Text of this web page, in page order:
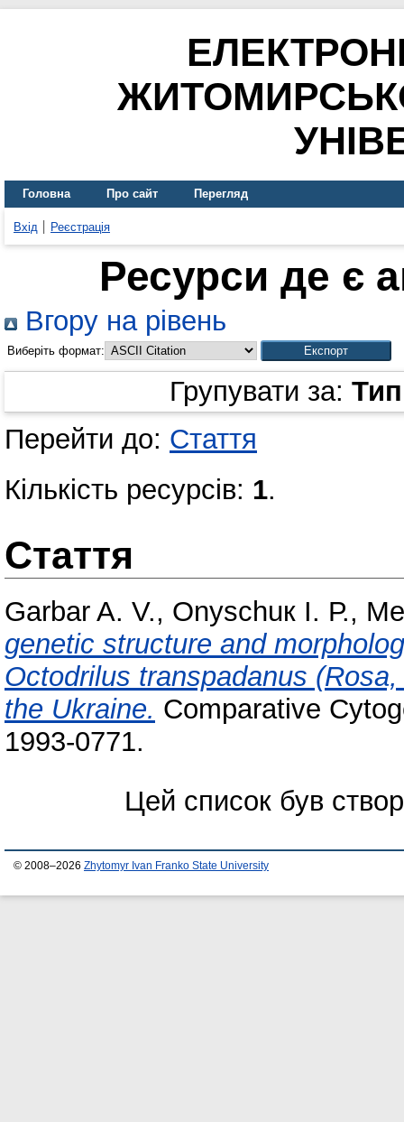
Головна Про сайт Перегляд
Вхід Реєстрація
Ресурси де є
Вгору на рівень
Виберіть формат:
Групувати за:
Перейти до: Стаття
Кількість ресурсів: 1.
Стаття
Garbar A. V., Onyschuк І. Р.,
genetic structure and
Octodrіlus transpadanus
the Ukraine. Comparative
1993-0771.
Цей список був
© 2008–2026 Zhytomyr Ivan Franko State University